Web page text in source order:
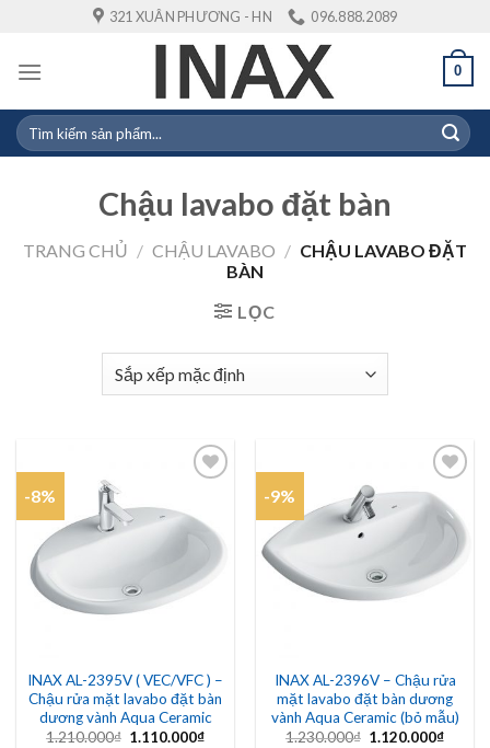
content
321 XUÂN PHƯƠNG - HN 096.888.2089
0
Tìm
kiếm:
Chậu lavabo đặt bàn
TRANG CHỦ / CHẬU LAVABO / CHẬU LAVABO ĐẶT
BÀN
LỌC
-8%
Add to
INAX AL-2395V ( VEC/VFC ) –
Chậu rửa mặt lavabo đặt bàn
dương vành Aqua Ceramic
1.210.000₫ Giá
1.110.000₫Giá
-9%
Add to
wishlist
INAX AL-2396V – Chậu rửa
mặt lavabo đặt bàn dương
vành Aqua Ceramic (bỏ mẫu)
1.230.000₫ Giá
1.120.000₫Giá